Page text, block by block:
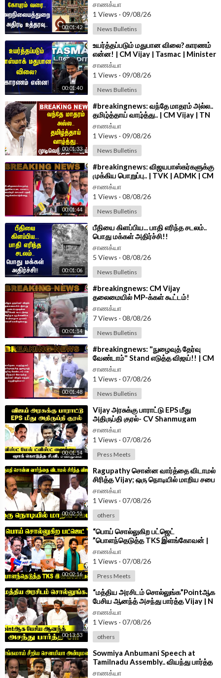
Follow Chanakyaa on Instagram -https://www.instagram.com/
chanakyaa_tv/?hl=en
Follow Chanakyaa on arattai -https://aratt.ai/@chanakyaa_tv
Android App -https://play.google.com/store/....apps/details?id=
com.
00:01:42
Ramesh | CM Vijay | TVK
சாணக்யா
1 Views · 09/08/26
News Bulletins
00:01:40
⁣உயர்த்தப்படும் மதுபான விலை? காரணம்
என்ன! | CM Vijay | Tasmac | Minister
Vignesh | Say No To Drugs
சாணக்யா
1 Views · 09/08/26
News Bulletins
00:01:33
⁣#breakingnews: வந்தே மாதரம் அல்ல..
தமிழ்த்தாய் வாழ்த்து.. | CM Vijay | TN
Assembly | DMK | BJP
சாணக்யா
1 Views · 09/08/26
News Bulletins
00:01:44
⁣#breakingnews: விஜயபாஸ்கர்களுக்கு
முக்கிய பொறுப்பு.. | TVK | ADMK | CM
Vijay
சாணக்யா
1 Views · 08/08/26
News Bulletins
00:01:06
⁣பீதியை கிளப்பிய... பாதி எரிந்த சடலம்..
பொது மக்கள் அதிர்ச்சி!!
சாணக்யா
5 Views · 08/08/26
News Bulletins
00:01:14
⁣#breakingnews: CM Vijay
தலைமையில் MP-க்கள் கூட்டம்!
புறக்கணிக்கிறதா ADMK?
சாணக்யா
7 Views · 08/08/26
News Bulletins
00:01:48
⁣#breakingnews: "நுழைவுத் தேர்வு
வேண்டாம்" Stand எடுத்த விஜய்!! | CM
Vijay Letter To PM Modi
சாணக்யா
1 Views · 07/08/26
News Bulletins
00:01:14
⁣Vijay அரசுக்கு பாராட்டு EPS மீது
அதிருப்தி குரல்- CV Shanmugam
PressMeet | ADMK | TVK |
சாணக்யா
1 Views · 07/08/26
Press Meets
00:02:51
⁣Ragupathy சொன்ன வார்த்தை விடாமல்
சிரித்த Vijay; ஒரு நொடியில் மாறிய சபை
| TN Assembly 2026
சாணக்யா
1 Views · 07/08/26
others
00:02:16
⁣“பொய் சொல்லுகிற பட்ஜெட்
”பொளந்தெடுத்த TKS இளங்கோவன் |
Press Meet | DMK
சாணக்யா
1 Views · 07/08/26
Press Meets
00:13:53
⁣“மத்திய அரசிடம் சொல்லுங்க”Pointஆக
பேசிய ஆனந்த் அசந்து பார்த்த Vijay | N
Anand Speech at TN Assembly
சாணக்யா
1 Views · 07/08/26
others
⁣Sowmiya Anbumani Speech at
Tamilnadu Assembly.. வியந்து பார்த்த
CM Vijay | PMK | TVK
சாணக்யா